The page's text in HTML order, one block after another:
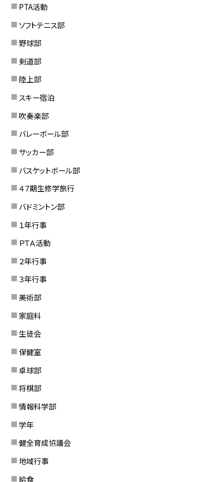
PTA活動
ソフトテニス部
野球部
剣道部
陸上部
スキー宿泊
吹奏楽部
バレーボール部
サッカー部
バスケットボール部
４７期生修学旅行
バドミントン部
１年行事
ＰＴＡ活動
２年行事
３年行事
美術部
家庭科
生徒会
保健室
卓球部
将棋部
情報科学部
学年
健全育成協議会
地域行事
給食